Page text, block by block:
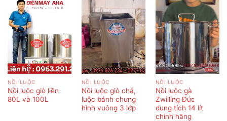
NỒI LUỘC
Nồi luộc giò liền
80L và 100L
NỒI LUỘC
Nồi luộc giò chả,
luộc bánh chưng
hình vuông 3 lớp
NỒI LUỘC
Nồi luộc gà
Zwilling Đức
dung tích 14 lít
chính hãng